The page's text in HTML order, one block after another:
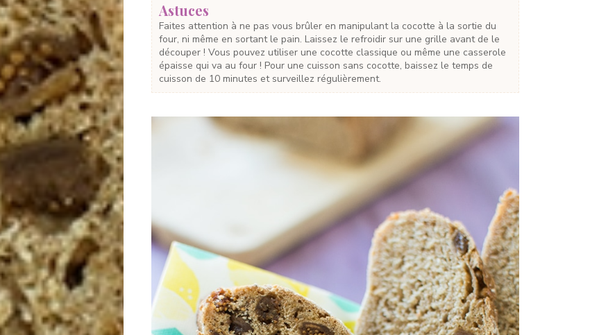
Astuces
Faites attention à ne pas vous brûler en manipulant la cocotte à la sortie du
four, ni même en sortant le pain. Laissez le refroidir sur une grille avant de le
découper ! Vous pouvez utiliser une cocotte classique ou même une casserole
épaisse qui va au four ! Pour une cuisson sans cocotte, baissez le temps de
cuisson de 10 minutes et surveillez régulièrement.